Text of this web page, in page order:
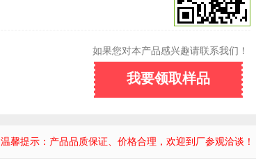
如果您对本产品感兴趣请联系我们！
我要领取样品
温馨提示：产品品质保证、价格合理，欢迎到厂参观洽谈！